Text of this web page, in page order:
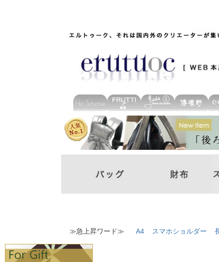
≫急上昇ワード≫ A4 スマホショルダー